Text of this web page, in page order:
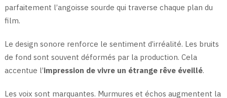
parfaitement l’angoisse sourde qui traverse chaque plan du
film.
Le design sonore renforce le sentiment d’irréalité. Les bruits
de fond sont souvent déformés par la production. Cela
accentue l’impression de vivre un étrange rêve éveillé.
Les voix sont marquantes. Murmures et échos augmentent la